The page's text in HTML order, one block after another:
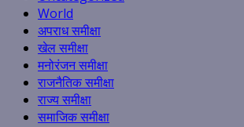
World
अपराध समीक्षा
खेल समीक्षा
मनोरंजन समीक्षा
राजनैतिक समीक्षा
राज्य समीक्षा
समाजिक समीक्षा